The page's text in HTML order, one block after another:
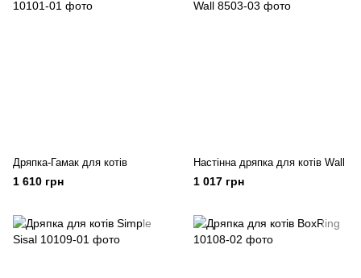
Дряпка-Гамак для котів
1 610 грн
Настінна дряпка для котів Wall
1 017 грн